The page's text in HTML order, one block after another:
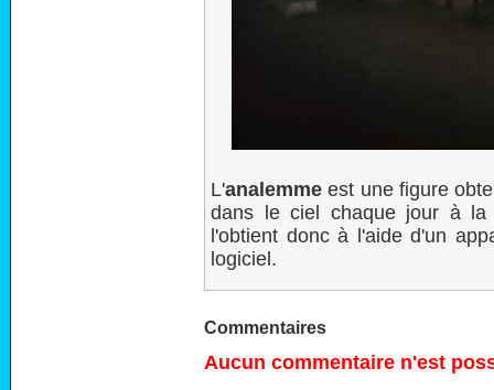
L'analemme est une figure
dans le ciel chaque jour à
l'obtient donc à l'aide d'un
logiciel.
Commentaires
Aucun commentaire n'est